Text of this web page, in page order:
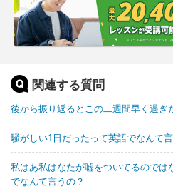
関連する質問
後から振り返るとこの二週間早く過ぎ
騒がしい1日だったって英語でなんて
私はあ私はなたが嘘をついてるので
でなんて言うの？